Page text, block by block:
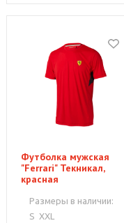
Футболка мужская
"Ferrari" Текникал,
красная
Размеры в наличии:
S XXL